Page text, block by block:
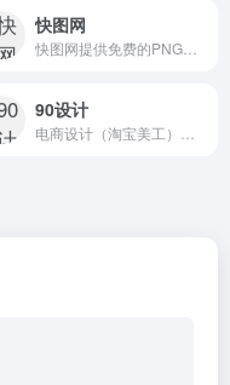
快图网
90设计